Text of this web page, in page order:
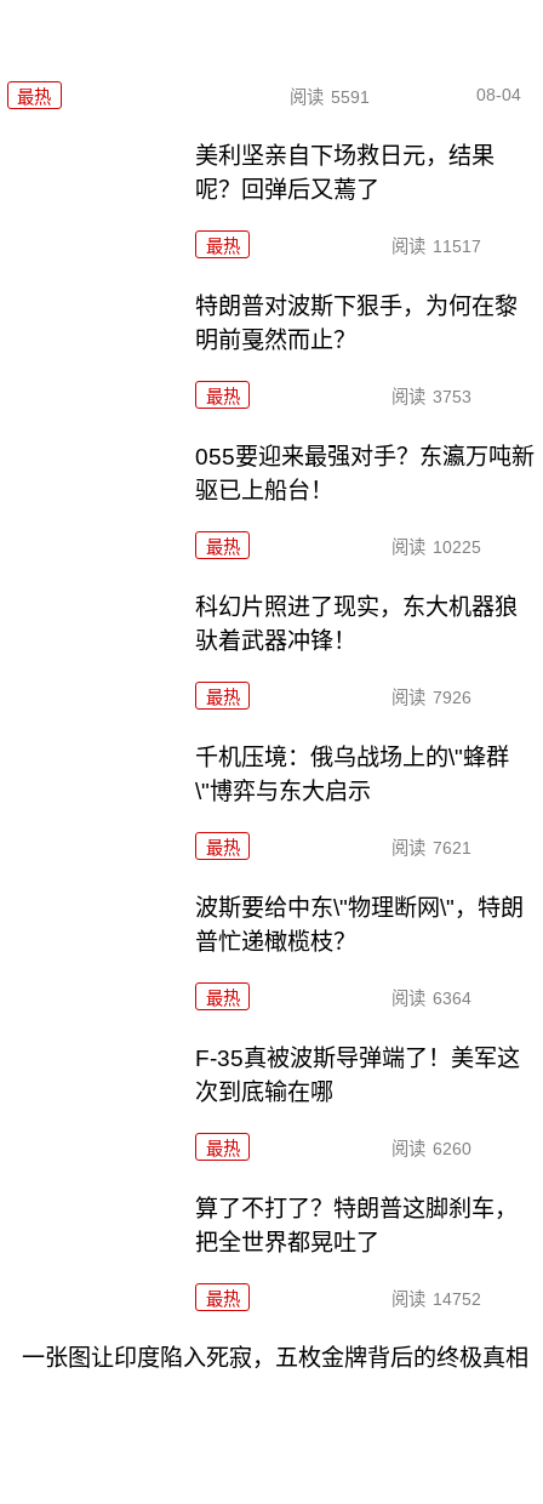
最热 阅读 5591 08-04
美利坚亲自下场救日元，结果
呢？回弹后又蔫了
最热 阅读 11517
特朗普对波斯下狠手，为何在黎
明前戛然而止？
最热 阅读 3753
055要迎来最强对手？东瀛万吨新
驱已上船台！
最热 阅读 10225
科幻片照进了现实，东大机器狼
驮着武器冲锋！
最热 阅读 7926
千机压境：俄乌战场上的\"蜂群
\"博弈与东大启示
最热 阅读 7621
波斯要给中东\"物理断网\"，特朗
普忙递橄榄枝？
最热 阅读 6364
F-35真被波斯导弹端了！美军这
次到底输在哪
最热 阅读 6260
算了不打了？特朗普这脚刹车，
把全世界都晃吐了
最热 阅读 14752
一张图让印度陷入死寂，五枚金牌背后的终极真相